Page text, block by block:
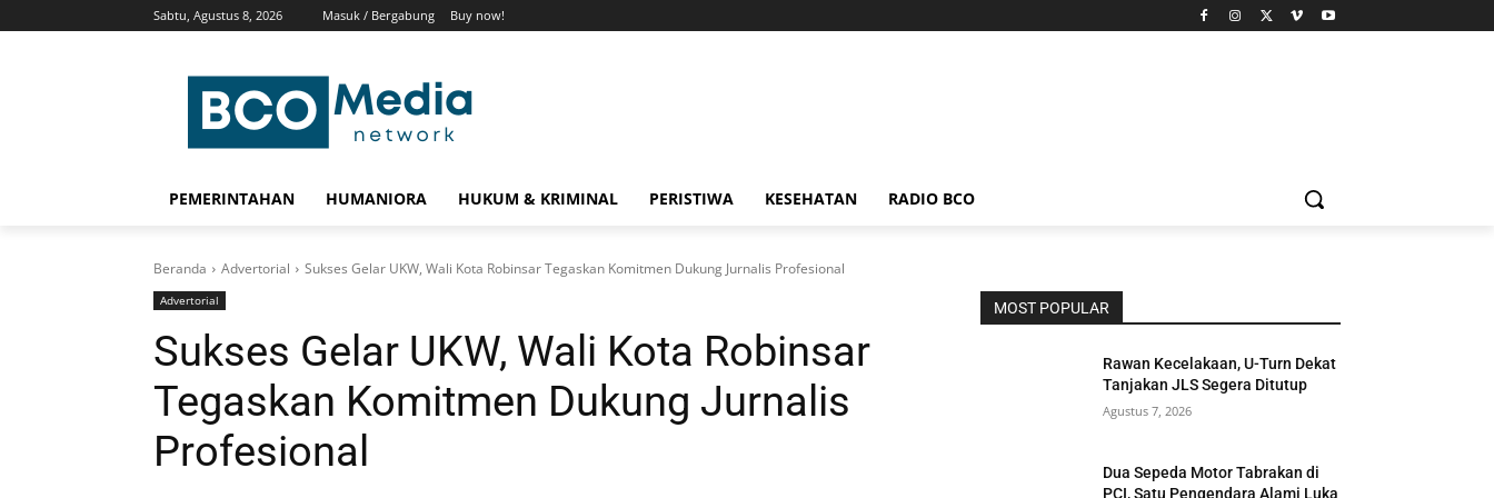
Sabtu, Agustus 8, 2026 Masuk / Bergabung Buy now!
PEMERINTAHAN HUMANIORA HUKUM & KRIMINAL PERISTIWA KESEHATAN RADIO BCO
Beranda Advertorial Sukses Gelar UKW, Wali Kota Robinsar Tegaskan Komitmen Dukung Jurnalis Profesional
Advertorial
Sukses Gelar UKW, Wali Kota Robinsar
Tegaskan Komitmen Dukung Jurnalis
Profesional
MOST POPULAR
Rawan Kecelakaan, U-Turn Dekat
Tanjakan JLS Segera Ditutup
Agustus 7, 2026
Dua Sepeda Motor Tabrakan di
PCI, Satu Pengendara Alami Luka